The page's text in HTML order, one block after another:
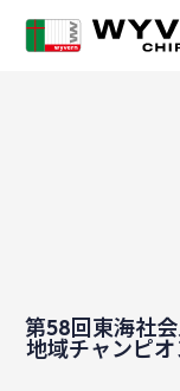
第58回東海社
地域チャンピ